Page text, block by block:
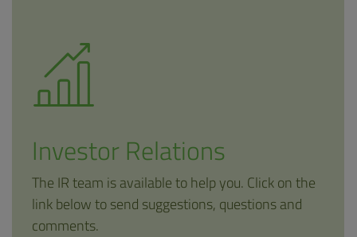
Investor Relations
The IR team is available to help you. Click on the
link below to send suggestions, questions and
comments.